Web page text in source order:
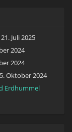
21. Juli 2025
2024
2024
Oktober 2024
Erdhummel